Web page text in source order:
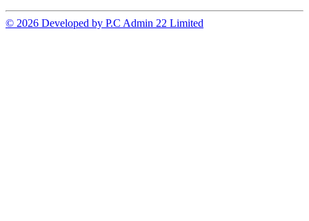
© 2026 Developed by P.C Admin 22 Limited